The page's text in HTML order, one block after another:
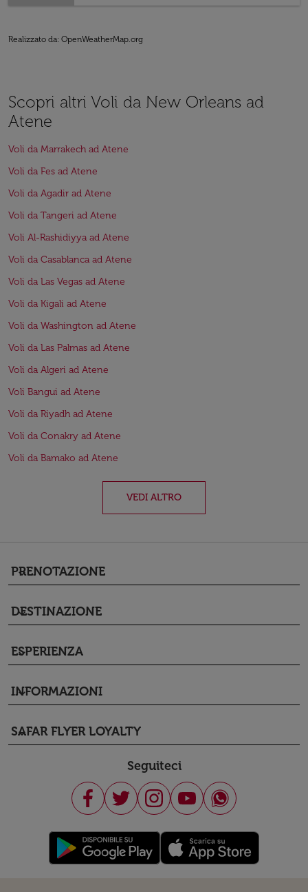
Realizzato da: OpenWeatherMap.org
Scopri altri Voli da New Orleans ad
Atene
Voli da Marrakech ad Atene
Voli da Fes ad Atene
Voli da Agadir ad Atene
Voli da Tangeri ad Atene
Voli Al-Rashidiyya ad Atene
Voli da Casablanca ad Atene
Voli da Las Vegas ad Atene
Voli da Kigali ad Atene
Voli da Washington ad Atene
Voli da Las Palmas ad Atene
Voli da Algeri ad Atene
Voli Bangui ad Atene
Voli da Riyadh ad Atene
Voli da Conakry ad Atene
Voli da Bamako ad Atene
VEDI ALTRO
PRENOTAZIONE
keyboard_arrow_down
DESTINAZIONE
keyboard_arrow_down
ESPERIENZA
keyboard_arrow_down
INFORMAZIONI
keyboard_arrow_down
SAFAR FLYER LOYALTY
keyboard_arrow_down
Seguiteci